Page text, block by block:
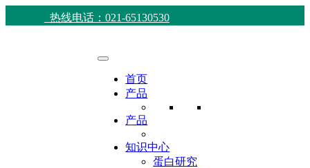
热线电话：021-65130530
首页
产品
产品
知识中心
蛋白研究